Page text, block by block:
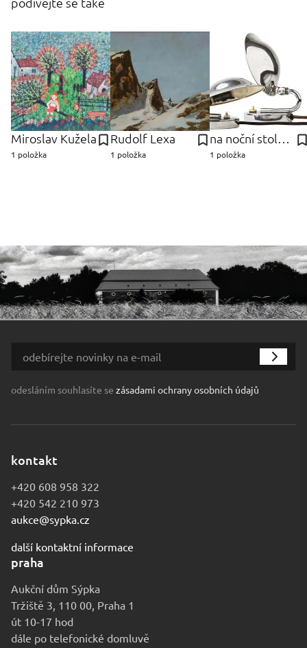
Miroslav Kužela
1 položka
Rudolf Lexa
1 položka
na noční stolek - ks Lampičky
1 položka
odesláním souhlasíte se zásadami ochrany osobních údajů
kontakt
+420 608 958 322
+420 542 210 973
aukce@sypka.cz
další kontaktní informace
praha
Aukční dům Sýpka
Tržiště 3, 110 00, Praha 1
út 10-17 hod
dále po telefonické domluvě